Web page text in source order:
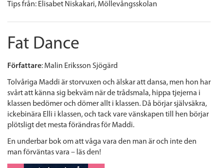
Tips från: Elisabet Niskakari, Möllevångsskolan
Fat Dance
Författare: Malin Eriksson Sjögärd
Tolvåriga Maddi är storvuxen och älskar att dansa, men hon har
svårt att känna sig bekväm när de trådsmala, hippa tjejerna i
klassen bedömer och dömer allt i klassen. Då börjar självsäkra,
ickebinära Elli i klassen, och tack vare vänskapen till hen börjar
plötsligt det mesta förändras för Maddi.
En underbar bok om att våga vara den man är och inte den
man förväntas vara – läs den!